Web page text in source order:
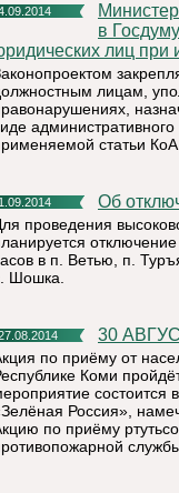
Министерство экономического развития сообщает о внесении
в
лиц при
лицам,
статьи
1.09.2014 Об
проведения
в п. Ветью, п.
Шошка.
30
по приёму от
Коми
состоится
Россия»,
по приёму